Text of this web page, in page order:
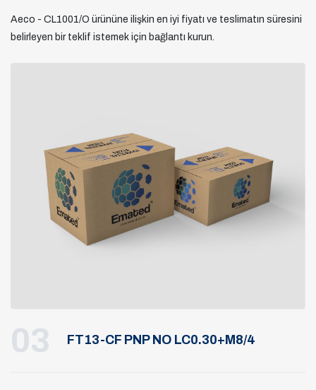
Aeco - CL1001/O ürününe ilişkin en iyi fiyatı ve teslimatın süresini
belirleyen bir teklif istemek için bağlantı kurun.
03 FT13-CF PNP NO LC0.30+M8/4